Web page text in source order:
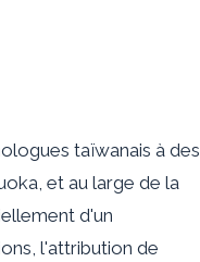
taïwanais à des
et au large de la
d'un
l'attribution de